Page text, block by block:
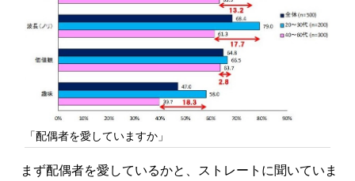
「配偶者を愛していますか」
まず配偶者を愛しているかと、ストレートに聞いていま